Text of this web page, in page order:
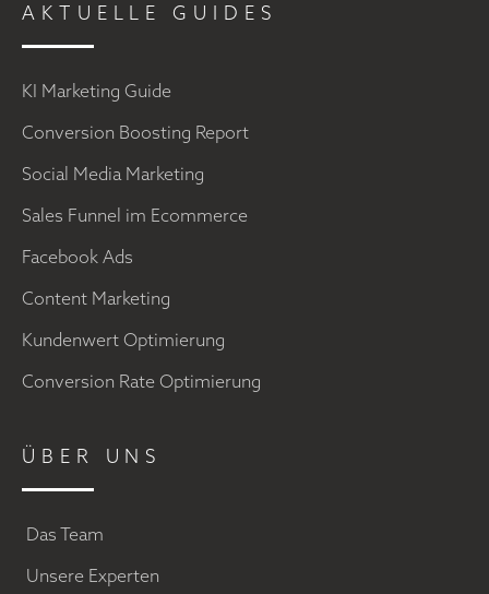
AKTUELLE GUIDES
KI Marketing Guide
Conversion Boosting Report
Social Media Marketing
Sales Funnel im Ecommerce
Facebook Ads
Content Marketing
Kundenwert Optimierung
Conversion Rate Optimierung
ÜBER UNS
Das Team
Unsere Experten